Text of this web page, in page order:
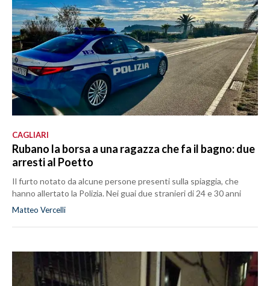
CAGLIARI
Rubano la borsa a una ragazza che fa il bagno: due
arresti al Poetto
Il furto notato da alcune persone presenti sulla spiaggia, che
hanno allertato la Polizia. Nei guai due stranieri di 24 e 30 anni
Matteo Vercelli